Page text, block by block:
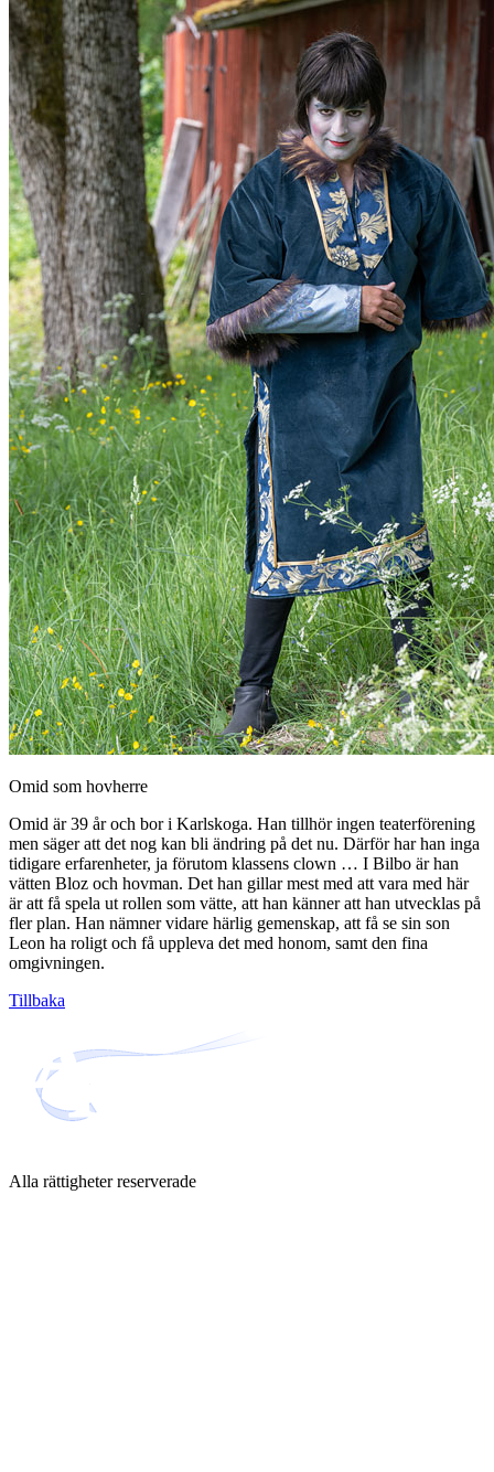
Omid som hovherre
Omid är 39 år och bor i Karlskoga. Han tillhör ingen teaterförening
men säger att det nog kan bli ändring på det nu. Därför har han inga
tidigare erfarenheter, ja förutom klassens clown … I Bilbo är han
vätten Bloz och hovman. Det han gillar mest med att vara med här
är att få spela ut rollen som vätte, att han känner att han utvecklas på
fler plan. Han nämner vidare härlig gemenskap, att få se sin son
Leon ha roligt och få uppleva det med honom, samt den fina
omgivningen.
Tillbaka
Alla rättigheter reserverade